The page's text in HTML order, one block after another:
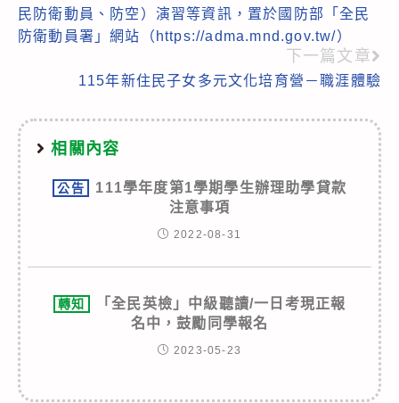
民防衛動員、防空）演習等資訊，置於國防部「全民
防衛動員署」網站（https://adma.mnd.gov.tw/）
下一篇文章
115年新住民子女多元文化培育營－職涯體驗
相關內容
公告
111學年度第1學期學生辦理助學貸款
注意事項
2022-08-31
轉知
「全民英檢」中級聽讀/一日考現正報
名中，鼓勵同學報名
2023-05-23